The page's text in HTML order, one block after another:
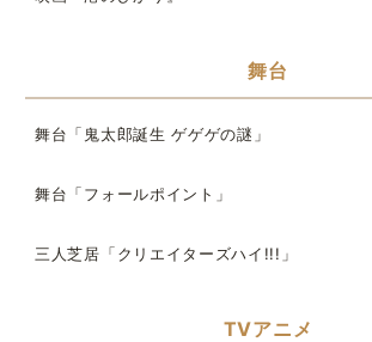
舞台
舞台「鬼太郎誕生 ゲゲゲの謎」
舞台「フォールポイント」
三人芝居「クリエイターズハイ!!!」
TVアニメ